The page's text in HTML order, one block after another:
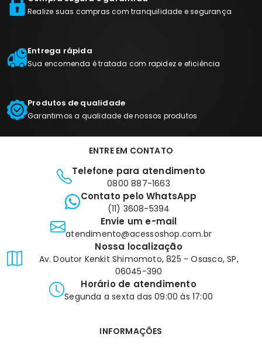
Realize suas compras com tranquilidade e segurança
Entrega rápida
Sua encomenda é tratada com rapidez e eficiência
Produtos de qualidade
Garantimos a qualidade de nossos produtos
ENTRE EM CONTATO
Telefone para atendimento
0800 887-1663
Contato pelo WhatsApp
(11) 3608-5394
Envie um e-mail
atendimento@acessoshop.com.br
Nossa localização
Av. Doutor Kenkit Shimomoto, 825 - Osasco, SP,
06045-390
Horário de atendimento
Segunda a sexta das 09:00 às 17:00
INFORMAÇÕES